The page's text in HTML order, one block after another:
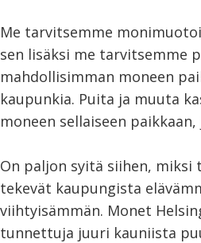
Me tarvitsemme
sen lisäksi me tarvitsemme
mahdollisimman moneen
kaupunkia. Puita ja muuta
moneen sellaiseen
On paljon syitä siihen, miksi
tekevät kaupungista
viihtyisämmän. Monet
tunnettuja juuri kauniista